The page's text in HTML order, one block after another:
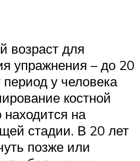
возраст для
упражнения – до 20
период у человека
костной
на
стадии. В 20 лет
позже или